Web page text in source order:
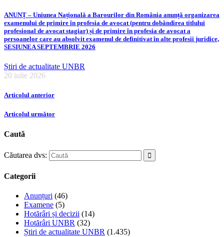
ANUNȚ – Uniunea Națională a Barourilor din România anunță organizarea
examenului de primire în profesia de avocat (pentru dobândirea titlului
profesional de avocat stagiar) și de primire în profesia de avocat a
persoanelor care au absolvit examenul de definitivat în alte profesii juridice,
SESIUNEA SEPTEMBRIE 2026
Știri de actualitate UNBR
20 iulie 2026
Articolul anterior
Articolul următor
Caută
Căutarea dvs:
Categorii
Anunțuri (46)
Examene (5)
Hotărâri și decizii (14)
Hotărâri UNBR (32)
Știri de actualitate UNBR (1.435)